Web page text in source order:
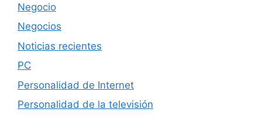
Negocio
Negocios
Noticias recientes
PC
Personalidad de Internet
Personalidad de la televisión